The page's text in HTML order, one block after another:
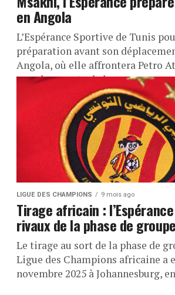
en Angola
L’Espérance Sportive de Tunis
préparation avant son
Angola, où elle affrontera Petro
pour le compte de la...
LIGUE DES CHAMPIONS 9 mois ago
Tirage africain :
rivaux de la phase de
Le tirage au sort de la phase de
Ligue des Champions africaine a
novembre 2025 à Johannesburg,